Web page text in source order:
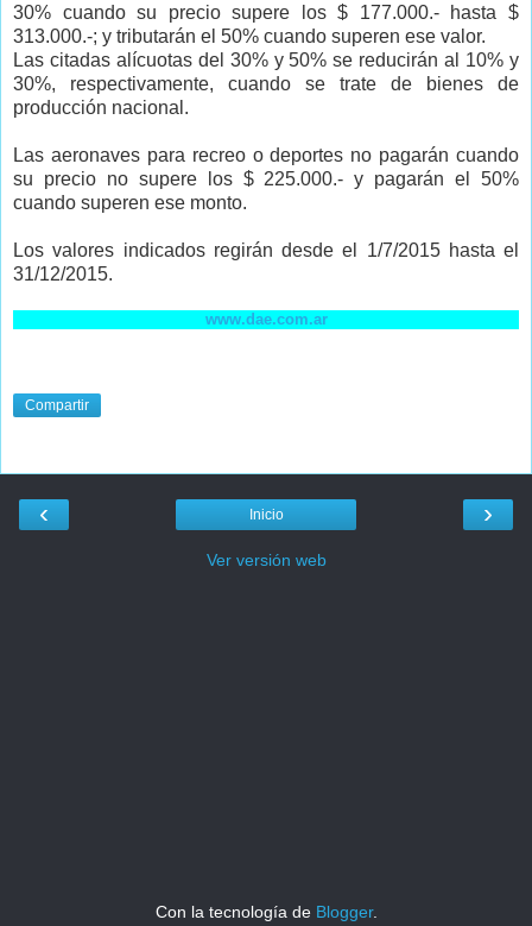
30% cuando su precio supere los $ 177.000.- hasta $
313.000.-; y tributarán el 50% cuando superen ese valor.
Las citadas alícuotas del 30% y 50% se reducirán al 10% y
30%, respectivamente, cuando se trate de bienes de
producción nacional.
Las aeronaves para recreo o deportes no pagarán cuando
su precio no supere los $ 225.000.- y pagarán el 50%
cuando superen ese monto.
Los valores indicados regirán desde el 1/7/2015 hasta el
31/12/2015.
www.dae.com.ar
Compartir
‹ ›
Inicio
Ver versión web
Con la tecnología de Blogger.